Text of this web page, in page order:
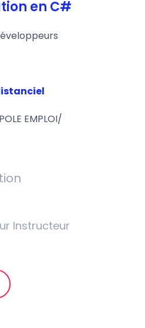
en C#
EMPLOI/
Instructeur